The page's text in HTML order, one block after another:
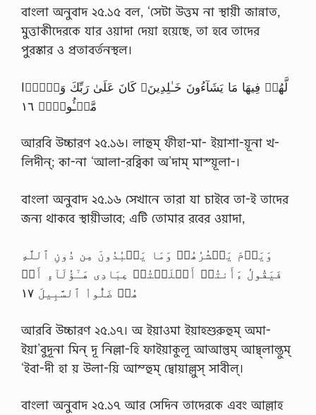
বাংলা অনুবাদ ২৫.১৫ বল, ‘সেটা উত্তম না স্থায়ী জান্নাত,
মুত্তাকীদেরকে যার ওয়াদা দেয়া হয়েছে, তা হবে তাদের
পুরস্কার ও প্রতাবর্তনস্থল।
لَّهُمۡ فِيهَا مَا يَشَآءُونَ خَـٰلِدِينَ‌ۚ كَانَ عَلَىٰ رَبِّكَ وَعۡدً۬ا
مَّسۡـُٔولاً۬ ١٦
আরবি উচ্চারণ ২৫.১৬। লাহুম্ ফীহা-মা- ইয়াশা-য়ূনা খ-
লিদীন্; কা-না ‘আলা-রব্বিকা অ’দাম্ মাস্য়ূলা-।
বাংলা অনুবাদ ২৫.১৬ সেখানে তারা যা চাইবে তা-ই তাদের
জন্য থাকবে স্থায়ীভাবে; এটি তোমার রবের ওয়াদা,
وَيَوۡمَ يَحۡشُرُهُمۡ وَمَا يَعۡبُدُونَ مِن دُونِ ٱللَّهِ
فَيَقُولُ ءَأَنتُمۡ أَضۡلَلۡتُمۡ عِبَادِى هَـٰٓؤُلَآءِ أَمۡ
هُمۡ ضَلُّواْ ٱلسَّبِيلَ ١٧
আরবি উচ্চারণ ২৫.১৭। অ ইয়াওমা ইয়াহ্শুরুহুম্ অমা-
ইয়া’বুদূনা মিন্ দূ নিল্লা-হি ফাইয়াকুলূ আআন্তুম্ আদ্ব্লাল্তুম্
‘ইবা-দী হা য় উলা-য়ি আম্হুম্ দ্বোয়াল্লুস্ সাবীল্।
বাংলা অনুবাদ ২৫.১৭ আর সেদিন তাদেরকে এবং আল্লাহ